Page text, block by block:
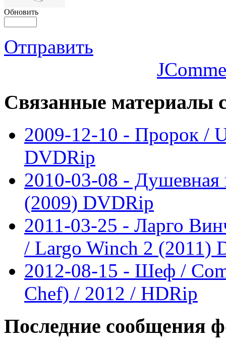
Обновить
Отправить
Связанные материалы
2009-12-10 - Пророк /
DVDRip
2010-03-08 -
(2009) DVDRip
2011-03-25 - Ларго
/ Largo Winch 2 (2011)
2012-08-15 - Шеф /
Chef) / 2012 / HDRip
Последние сообщения